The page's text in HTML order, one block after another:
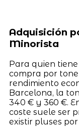
Adquisición
Minorista
Para quien
compra por
rendimiento
Barcelona, la
340 € y 360 €.
coste suele ser
existir pluses